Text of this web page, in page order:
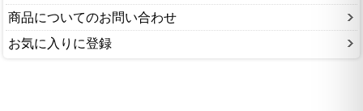
商品についてのお問い合わせ
お気に入りに登録